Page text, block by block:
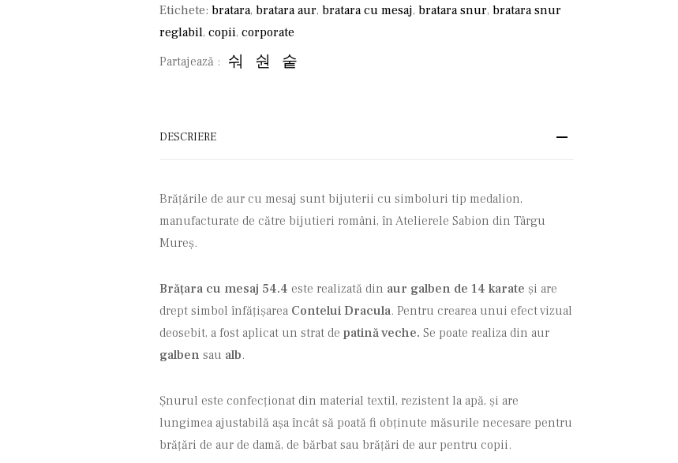
Etichete: bratara, bratara aur, bratara cu mesaj, bratara snur, bratara snur
reglabil, copii, corporate
Partajează :
DESCRIERE
Brățările de aur cu mesaj sunt bijuterii cu simboluri tip medalion,
manufacturate de către bijutieri români, în Atelierele Sabion din Târgu
Mureș.
Brățara cu mesaj 54.4 este realizată din aur galben de 14 karate și are
drept simbol înfățișarea Contelui Dracula. Pentru crearea unui efect vizual
deosebit, a fost aplicat un strat de patină veche. Se poate realiza din aur
galben sau alb.
Șnurul este confecționat din material textil, rezistent la apă, și are
lungimea ajustabilă așa încât să poată fi obținute măsurile necesare pentru
brățări de aur de damă, de bărbat sau brățări de aur pentru copii.